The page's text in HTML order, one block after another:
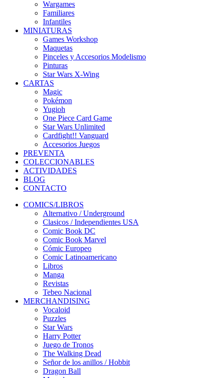
Wargames
Familiares
Infantiles
MINIATURAS
Games Workshop
Maquetas
Pinceles y Accesorios Modelismo
Pinturas
Star Wars X-Wing
CARTAS
Magic
Pokémon
Yugioh
One Piece Card Game
Star Wars Unlimited
Cardfight!! Vanguard
Accesorios Juegos
PREVENTA
COLECCIONABLES
ACTIVIDADES
BLOG
CONTACTO
COMICS/LIBROS
Alternativo / Underground
Clasicos / Independientes USA
Comic Book DC
Comic Book Marvel
Cómic Europeo
Comic Latinoamericano
Libros
Manga
Revistas
Tebeo Nacional
MERCHANDISING
Vocaloid
Puzzles
Star Wars
Harry Potter
Juego de Tronos
The Walking Dead
Señor de los anillos / Hobbit
Dragon Ball